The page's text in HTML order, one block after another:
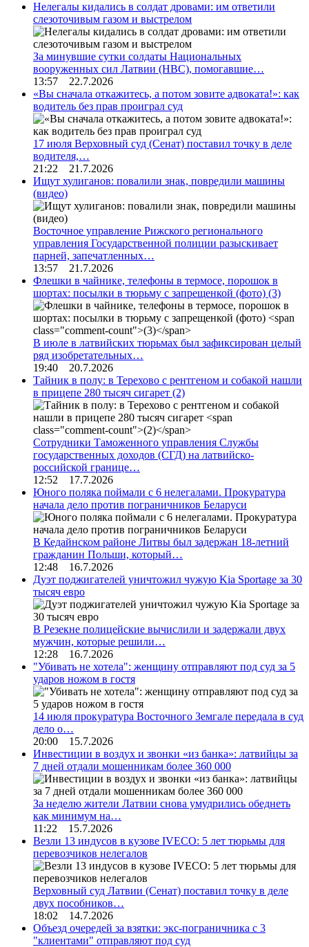
Нелегалы кидались в солдат дровами: им ответили
слезоточивым газом и выстрелом
За минувшие сутки солдаты Национальных
вооруженных сил Латвии (НВС), помогавшие…
13:57 22.7.2026
«Вы сначала откажитесь, а потом зовите адвоката!»: как
водитель без прав проиграл суд
17 июля Верховный суд (Сенат) поставил точку в деле
водителя,…
21:22 21.7.2026
Ищут хулиганов: повалили знак, повредили машины
(видео)
Восточное управление Рижского регионального
управления Государственной полиции разыскивает
парней, запечатленных…
13:57 21.7.2026
Флешки в чайнике, телефоны в термосе, порошок в
шортах: посылки в тюрьму с запрещенкой (фото) (3)
В июле в латвийских тюрьмах был зафиксирован целый
ряд изобретательных…
19:40 20.7.2026
Тайник в полу: в Терехово с рентгеном и собакой нашли
в прицепе 280 тысяч сигарет (2)
Сотрудники Таможенного управления Службы
государственных доходов (СГД) на латвийско-
российской границе…
12:52 17.7.2026
Юного поляка поймали с 6 нелегалами. Прокуратура
начала дело против пограничников Беларуси
В Кедайнском районе Литвы был задержан 18-летний
гражданин Польши, который…
12:48 16.7.2026
Дуэт поджигателей уничтожил чужую Kia Sportage за 30
тысяч евро
В Резекне полицейские вычислили и задержали двух
мужчин, которые решили…
12:28 16.7.2026
"Убивать не хотела": женщину отправляют под суд за 5
ударов ножом в гостя
14 июля прокуратура Восточного Земгале передала в суд
дело о…
20:00 15.7.2026
Инвестиции в воздух и звонки «из банка»: латвийцы за
7 дней отдали мошенникам более 360 000
За неделю жители Латвии снова умудрились обеднеть
как минимум на…
11:22 15.7.2026
Везли 13 индусов в кузове IVECO: 5 лет тюрьмы для
перевозчиков нелегалов
Верховный суд Латвии (Сенат) поставил точку в деле
двух пособников…
18:02 14.7.2026
Объезд очередей за взятки: экс-пограничника с 3
"клиентами" отправляют под суд